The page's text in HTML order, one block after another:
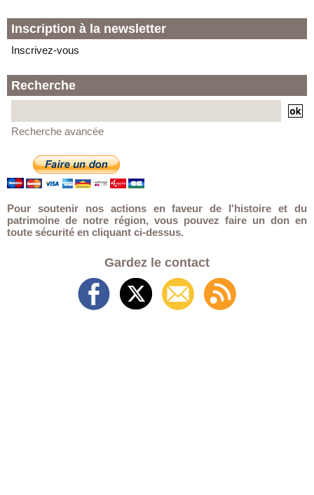
Inscription à la newsletter
Inscrivez-vous
Recherche
Recherche avancée
Pour soutenir nos actions en faveur de l'histoire et du
patrimoine de notre région, vous pouvez faire un don en
toute sécurité en cliquant ci-dessus.
Gardez le contact